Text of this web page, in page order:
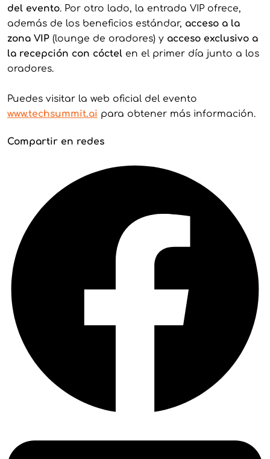
del evento. Por otro lado, la entrada VIP ofrece,
además de los beneficios estándar, acceso a la
zona VIP(lounge de oradores) y acceso exclusivo a
la recepción con cóctelen el primer día junto a los
oradores.
Puedes visitar la web oficial del evento
www.techsummit.ai para obtener más información.
Compartir en redes